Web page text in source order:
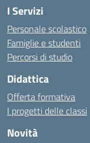
I Servizi
Personale scolastico
Famiglie e studenti
Percorsi di studio
Didattica
Offerta formativa
I progetti delle classi
Novità